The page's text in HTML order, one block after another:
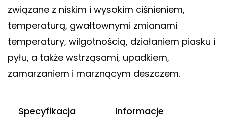
związane z niskim i wysokim ciśnieniem,
temperaturą, gwałtownymi zmianami
temperatury, wilgotnością, działaniem piasku i
pyłu, a także wstrząsami, upadkiem,
zamarzaniem i marznącym deszczem.
Specyfikacja Informacje